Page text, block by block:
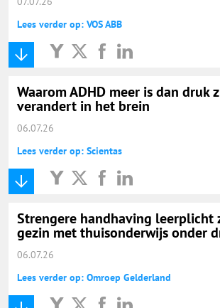
Lees verder op: VOS ABB
Waarom ADHD meer is dan druk
verandert in het brein
06.07.26
Lees verder op: Scientas
Strengere handhaving leerplicht
gezin met thuisonderwijs onder
06.07.26
Lees verder op: Omroep Gelderland